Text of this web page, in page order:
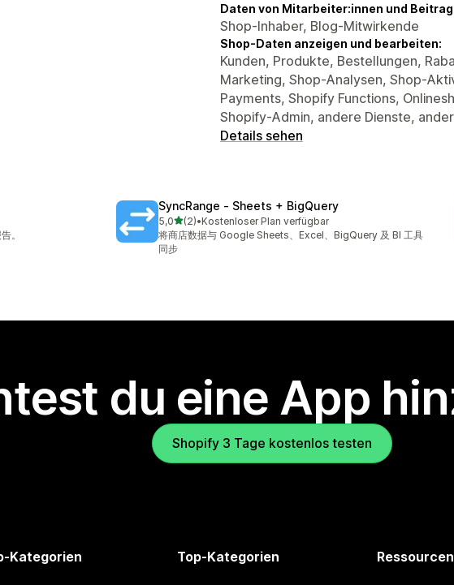
Daten von Mitarbeiter:innen und
Shop-Inhaber, Blog-Mitwirkende
Shop-Daten anzeigen und bearbeiten:
Kunden, Produkte, Bestellungen,
Marketing, Shop-Analysen, Shop-
Payments, Shopify Functions,
Shopify-Admin, andere Dienste,
Details sehen
。
SyncRange ‑ Sheets + BigQuery
5,0von 5 Sternen
(2)
2 Rezensionen insgesamt
•Kostenloser Plan verfügbar
将商店数据与 Google Sheets、Excel、BigQuery 及 BI 工具
同步
du eine App
Shopify 3 Tage kostenlos testen
Kategorien Top-Kategorien Ressourcen